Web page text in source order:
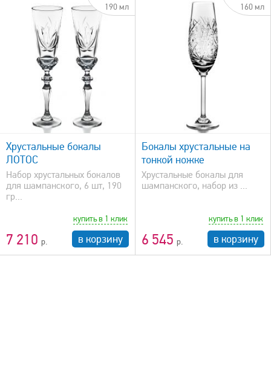
190 мл
Хрустальные бокалы
ЛОТОС
Набор хрустальных бокалов
для шампанского, 6 шт, 190
гр...
7 210
купить в 1 клик
в корзину
160 мл
быстрый просмотр
Бокалы хрустальные на
тонкой ножке
Xрустальные бокалы для
шампанского, набор из ...
6 545
купить в 1 клик
в корзину